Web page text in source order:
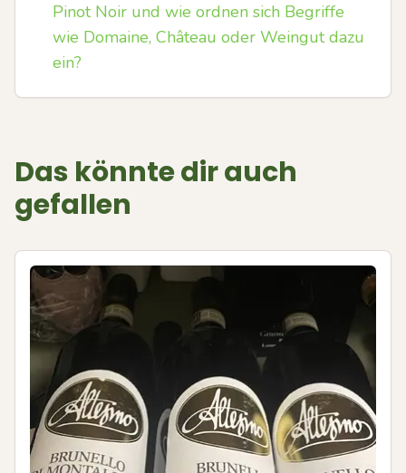
Pinot Noir und wie ordnen sich Begriffe
wie Domaine, Château oder Weingut dazu
ein?
Das könnte dir auch
gefallen